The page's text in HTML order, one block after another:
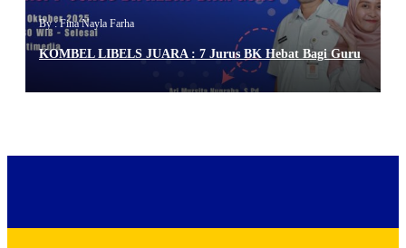
By : Fina Nayla Farha
KOMBEL LIBELS JUARA : 7 Jurus BK Hebat Bagi Guru